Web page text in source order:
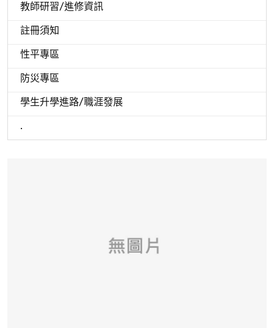
教師研習/進修資訊
註冊須知
性平專區
防災專區
學生升學進路/職涯發展
.